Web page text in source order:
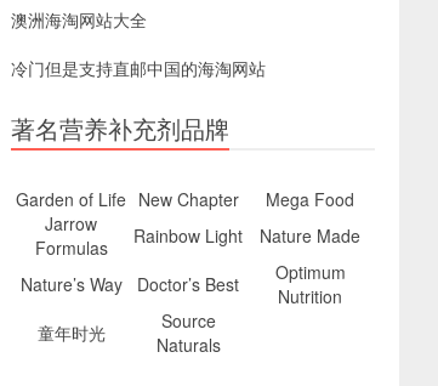
澳洲海淘网站大全
冷门但是支持直邮中国的海淘网站
著名营养补充剂品牌
Garden of Life New Chapter
Mega Food
Jarrow
Formulas
Rainbow Light
Nature Made
Nature’s Way
Doctor’s Best
Optimum
Nutrition
童年时光
Source
Naturals